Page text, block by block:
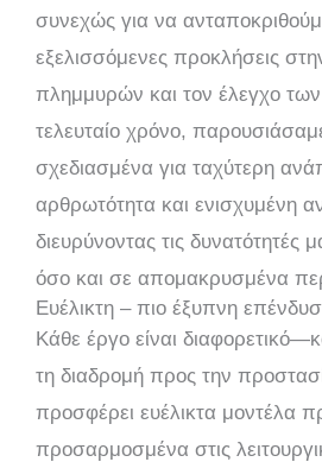
συνεχώς για να
εξελισσόμενες προκλήσεις
πλημμυρών και τον έλεγχο
τελευταίο χρόνο,
σχεδιασμένα για ταχύτερη
αρθρωτότητα και ενισχυμένη
διευρύνοντας τις δυνατότητές
όσο και σε απομακρυσμένα
Ευέλικτη – πιο έξυπνη
Κάθε έργο είναι
τη διαδρομή προς την
προσφέρει ευέλικτα μοντέλα
προσαρμοσμένα στις